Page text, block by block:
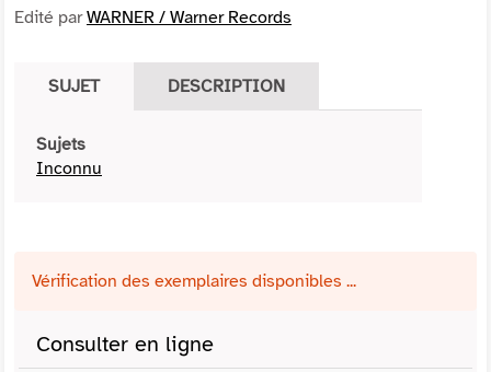
Edité parWARNER / Warner Records
SUJET DESCRIPTION
Sujets
Inconnu
Vérification des exemplaires disponibles ...
Consulter en ligne